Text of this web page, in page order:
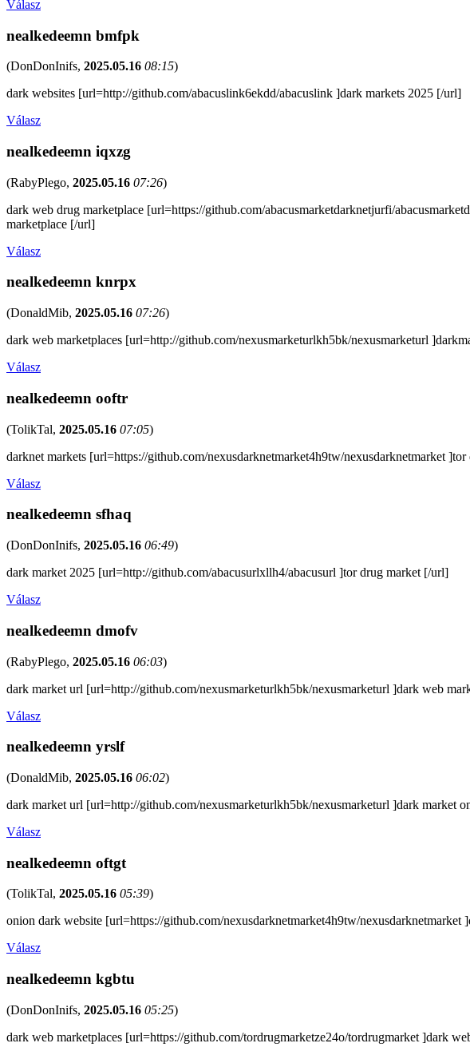
Válasz
nealkedeemn bmfpk
(DonDonInifs, 2025.05.16 08:15)
dark websites [url=http://github.com/abacuslink6ekdd/abacuslink ]dark markets 2025 [/url]
Válasz
nealkedeemn iqxzg
(RabyPlego, 2025.05.16 07:26)
dark web drug marketplace [url=https://github.com/abacusmarketdarknetjurfi/
marketplace [/url]
Válasz
nealkedeemn knrpx
(DonaldMib, 2025.05.16 07:26)
dark web marketplaces [url=http://github.com/nexusmarketurlkh5bk/nexusmarketurl
Válasz
nealkedeemn ooftr
(TolikTal, 2025.05.16 07:05)
darknet markets [url=https://github.com/nexusdarknetmarket4h9tw/nexusdarknetmarket
Válasz
nealkedeemn sfhaq
(DonDonInifs, 2025.05.16 06:49)
dark market 2025 [url=http://github.com/abacusurlxllh4/abacusurl ]tor drug market [/url]
Válasz
nealkedeemn dmofv
(RabyPlego, 2025.05.16 06:03)
dark market url [url=http://github.com/nexusmarketurlkh5bk/nexusmarketurl ]dark web
Válasz
nealkedeemn yrslf
(DonaldMib, 2025.05.16 06:02)
dark market url [url=http://github.com/nexusmarketurlkh5bk/nexusmarketurl ]dark market
Válasz
nealkedeemn oftgt
(TolikTal, 2025.05.16 05:39)
onion dark website [url=https://github.com/nexusdarknetmarket4h9tw/nexusdarknetmarket
Válasz
nealkedeemn kgbtu
(DonDonInifs, 2025.05.16 05:25)
dark web marketplaces [url=https://github.com/tordrugmarketze24o/tordrugmarket ]dark